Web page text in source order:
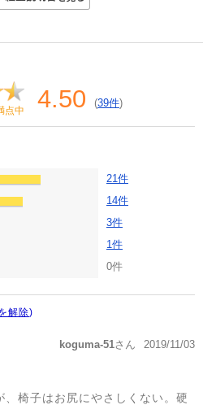
点中 4.50 (39件)
21件
14件
3件
1件
0件
解除)
koguma-51さん 2019/11/03
椅子はお尻にやさしくない。硬